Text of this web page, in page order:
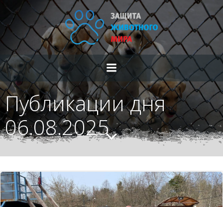
Перейти
к
содержимому
Публикации дня
06.08.2025